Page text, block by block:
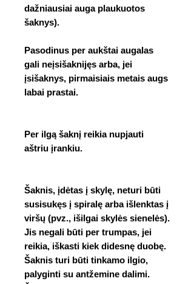
dažniausiai auga plaukuotos
šaknys).
Pasodinus per aukštai augalas
gali neįsišaknijęs arba, jei
įsišaknys, pirmaisiais metais augs
labai prastai.
Per ilgą šaknį reikia nupjauti
aštriu įrankiu.
Šaknis, įdėtas į skylę, neturi būti
susisukęs į spiralę arba išlenktas į
viršų (pvz., išilgai skylės sienelės).
Jis negali būti per trumpas, jei
reikia, iškasti kiek didesnę duobę.
Šaknis turi būti tinkamo ilgio,
palyginti su antžemine dalimi.